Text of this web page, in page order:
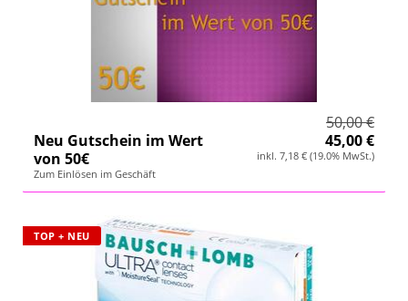
50,00 €
Neu Gutschein im Wert
von 50€
Zum Einlösen im Geschäft
45,00 €
inkl. 7,18 € (19.0% MwSt.)
TOP + NEU